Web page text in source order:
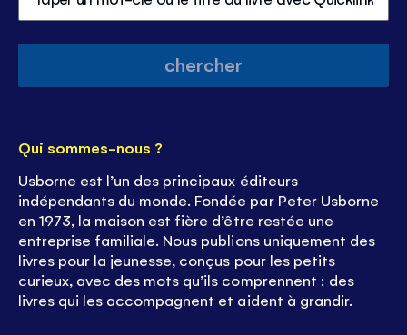
chercher
Qui sommes-nous ?
Usborne est l’un des principaux éditeurs
indépendants du monde. Fondée par Peter Usborne
en 1973, la maison est fière d’être restée une
entreprise familiale. Nous publions uniquement des
livres pour la jeunesse, conçus pour les petits
curieux, avec des mots qu’ils comprennent : des
livres qui les accompagnent et aident à grandir.